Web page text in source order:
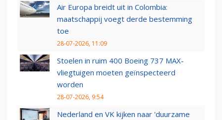
Air Europa breidt uit in Colombia:
maatschappij voegt derde bestemming
toe
28-07-2026, 11:09
Stoelen in ruim 400 Boeing 737 MAX-
vliegtuigen moeten geïnspecteerd
worden
28-07-2026, 9:54
Nederland en VK kijken naar 'duurzame